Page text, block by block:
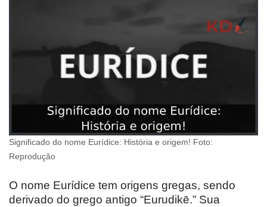
Significado do nome Eurídice: História e origem! Foto:
Reprodução
O nome Eurídice tem origens gregas, sendo
derivado do grego antigo “Eurudikē.” Sua